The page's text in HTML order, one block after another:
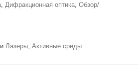
, Дифракционная оптика, Обзор/
Лазеры, Активные среды